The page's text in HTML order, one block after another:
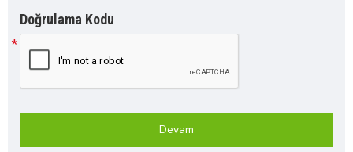
Doğrulama Kodu
Devam